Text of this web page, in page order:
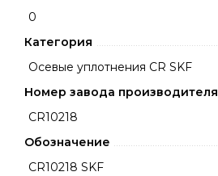
0
Категория
Осевые уплотнения CR SKF
Номер завода производителя
CR10218
Обозначение
CR10218 SKF